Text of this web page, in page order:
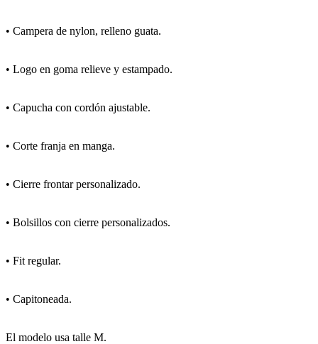
• Campera de nylon, relleno guata.
• Logo en goma relieve y estampado.
• Capucha con cordón ajustable.
• Corte franja en manga.
• Cierre frontar personalizado.
• Bolsillos con cierre personalizados.
• Fit regular.
• Capitoneada.
El modelo usa talle M.